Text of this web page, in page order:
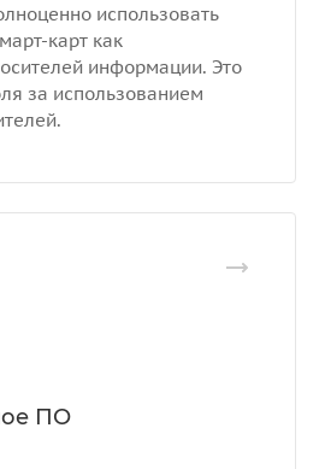
использовать
карт как
информации. Это
за использованием
ПО